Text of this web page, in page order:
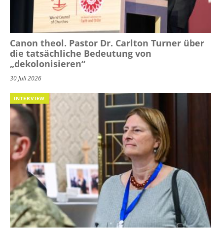
Canon theol. Pastor Dr. Carlton Turner über
die tatsächliche Bedeutung von
„dekolonisieren“
30 Juli 2026
INTERVIEW